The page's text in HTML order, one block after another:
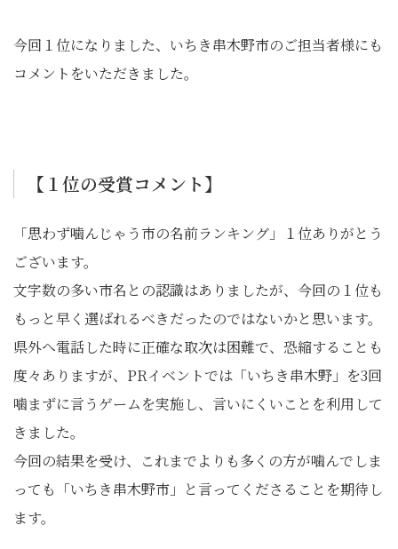
今回１位になりました、いちき串木野市のご担当者様にも
コメントをいただきました。
【１位の受賞コメント】
「思わず噛んじゃう市の名前ランキング」１位ありがとう
ございます。
文字数の多い市名との認識はありましたが、今回の１位も
もっと早く選ばれるべきだったのではないかと思います。
県外へ電話した時に正確な取次は困難で、恐縮することも
度々ありますが、PRイベントでは「いちき串木野」を3回
噛まずに言うゲームを実施し、言いにくいことを利用して
きました。
今回の結果を受け、これまでよりも多くの方が噛んでしま
っても「いちき串木野市」と言ってくださることを期待し
ます。